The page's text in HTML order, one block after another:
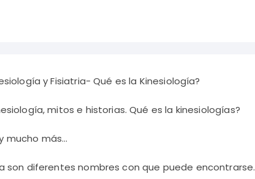
y Fisiatria- Qué es la Kinesiología?
mitos e historias. Qué es la kinesiologías?
mucho más…
son diferentes nombres con que puede encontrarse.